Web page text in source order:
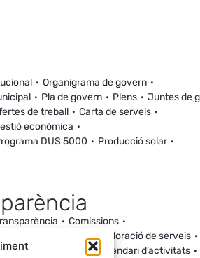
Organigrama de govern
Pla de govern Plens
Juntes de
de treball
Carta de serveis
económica
DUS 5000
Producció solar
Comissions
participatius
Valoració de serveis
local d’energia
Calendari d’activitats